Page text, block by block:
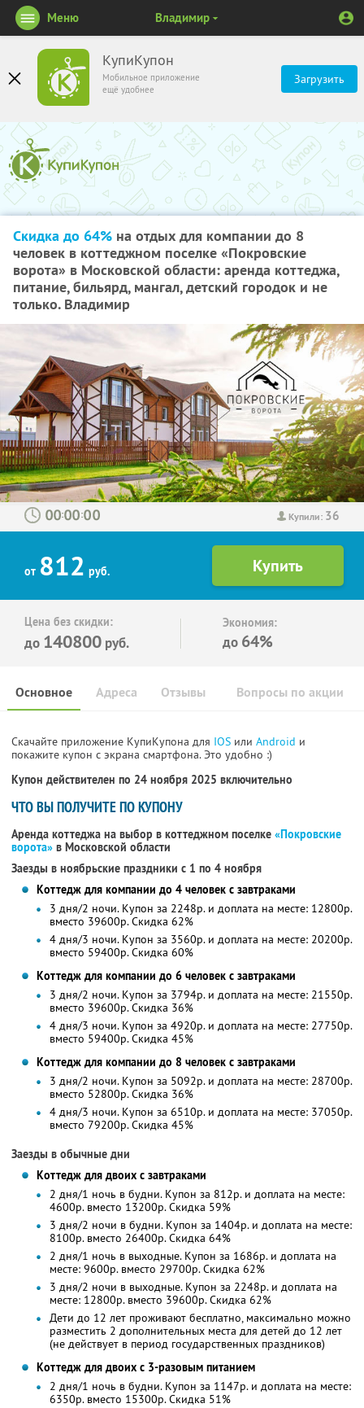
КупиКупон
Мобильное приложение
ещё удобнее
Загрузить
Меню Владимир
Скидка до 64% на отдых для компании до 8
человек в коттеджном поселке «Покровские
ворота» в Московской области: аренда коттеджа,
питание, бильярд, мангал, детский городок и не
только. Владимир
Купили: 36
: :
от 812 руб.
Цена без скидки:
до 140800 руб.
Экономия:
до 64%
Основное Отзывы Вопросы по акции
Адреса
Скачайте приложение КупиКупона для IOS или Android и
покажите купон с экрана смартфона. Это удобно :)
Купон действителен по 24 ноября 2025 включительно
ЧТО ВЫ ПОЛУЧИТЕ ПО КУПОНУ
Аренда коттеджа на выбор в коттеджном поселке «Покровские
ворота» в Московской области
Заезды в ноябрьские праздники с 1 по 4 ноября
Коттедж для компании до 4 человек с завтраками
3 дня/2 ночи. Купон за 2248р. и доплата на месте: 12800р.
вместо 39600р. Скидка 62%
4 дня/3 ночи. Купон за 3560р. и доплата на месте: 20200р.
вместо 59400р. Скидка 60%
Коттедж для компании до 6 человек с завтраками
3 дня/2 ночи. Купон за 3794р. и доплата на месте: 21550р.
вместо 39600р. Скидка 36%
4 дня/3 ночи. Купон за 4920р. и доплата на месте: 27750р.
вместо 59400р. Скидка 45%
Коттедж для компании до 8 человек с завтраками
3 дня/2 ночи. Купон за 5092р. и доплата на месте: 28700р.
вместо 52800р. Скидка 36%
4 дня/3 ночи. Купон за 6510р. и доплата на месте: 37050р.
вместо 79200р. Скидка 45%
Заезды в обычные дни
Коттедж для двоих с завтраками
2 дня/1 ночь в будни. Купон за 812р. и доплата на месте:
4600р. вместо 13200р. Скидка 59%
3 дня/2 ночи в будни. Купон за 1404р. и доплата на месте:
8100р. вместо 26400р. Скидка 64%
2 дня/1 ночь в выходные. Купон за 1686р. и доплата на
месте: 9600р. вместо 29700р. Скидка 62%
3 дня/2 ночи в выходные. Купон за 2248р. и доплата на
месте: 12800р. вместо 39600р. Скидка 62%
Дети до 12 лет проживают бесплатно, максимально можно
разместить 2 дополнительных места для детей до 12 лет
(не действует в период государственных праздников)
Коттедж для двоих с 3-разовым питанием
2 дня/1 ночь в будни. Купон за 1147р. и доплата на месте:
6350р. вместо 15300р. Скидка 51%